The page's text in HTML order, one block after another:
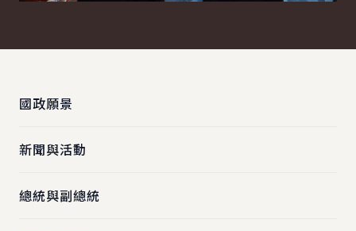
國政願景
新聞與活動
總統與副總統